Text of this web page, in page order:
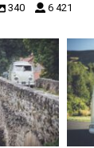
340 6 421
Sep 15
3